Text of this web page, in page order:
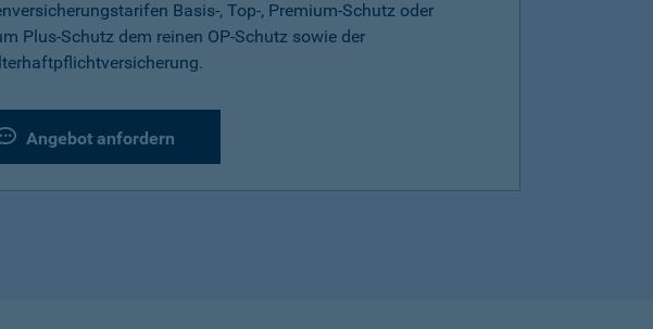
Basis-, Top-, Premium-Schutz oder
Plus-Schutz dem reinen OP-Schutz sowie der
Angebot anfordern